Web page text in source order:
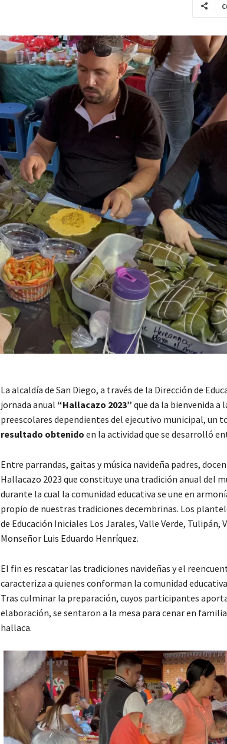
La alcaldía de San Diego, a través de la Dirección de
jornada anual “Hallacazo 2023” que da la bienvenida a
preescolares dependientes del ejecutivo municipal, un
resultado obtenido en la actividad que se desarrolló
Entre parrandas, gaitas y música navideña padres,
Hallacazo 2023 que constituye una tradición anual del
durante la cual la comunidad educativa se une en
propio de nuestras tradiciones decembrinas. Los
de Educación Iniciales Los Jarales, Valle Verde, Tulipán,
Monseñor Luis Eduardo Henríquez.
El fin es rescatar las tradiciones navideñas y el
caracteriza a quienes conforman la comunidad
Tras culminar la preparación, cuyos participantes
elaboración, se sentaron a la mesa para cenar en
hallaca.